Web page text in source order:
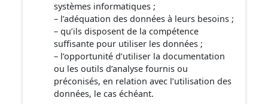
systèmes informatiques ;
– l’adéquation des données à leurs besoins ;
– qu’ils disposent de la compétence
suffisante pour utiliser les données ;
– l’opportunité d’utiliser la documentation
ou les outils d’analyse fournis ou
préconisés, en relation avec l’utilisation des
données, le cas échéant.